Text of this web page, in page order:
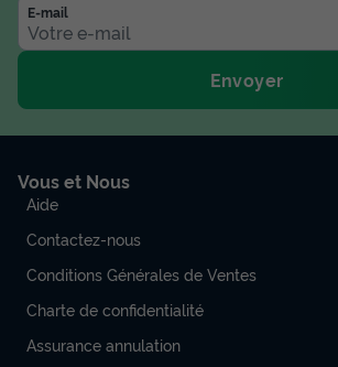
E-mail
Envoyer
Vous et Nous
Aide
Contactez-nous
Conditions Générales de Ventes
Charte de confidentialité
Assurance annulation